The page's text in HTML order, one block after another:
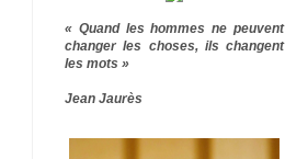
« Quand les hommes ne peuvent
changer les choses, ils changent
les mots »
Jean Jaurès